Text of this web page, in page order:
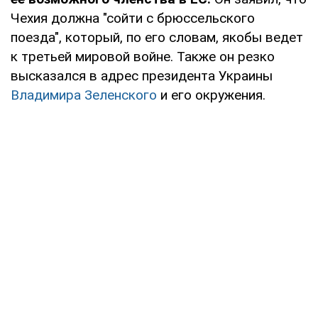
Чехия должна "сойти с брюссельского
поезда", который, по его словам, якобы ведет
к третьей мировой войне. Также он резко
высказался в адрес президента Украины
Владимира Зеленского и его окружения.